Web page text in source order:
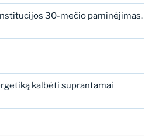
30-mečio paminėjimas.
kalbėti suprantamai